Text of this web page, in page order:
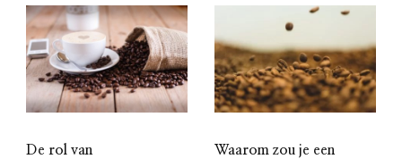
De rol van
Waarom zou je een